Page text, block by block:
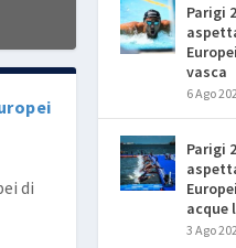
di
Parigi
vasca
6 Ago
Parigi
acque
3 Ago